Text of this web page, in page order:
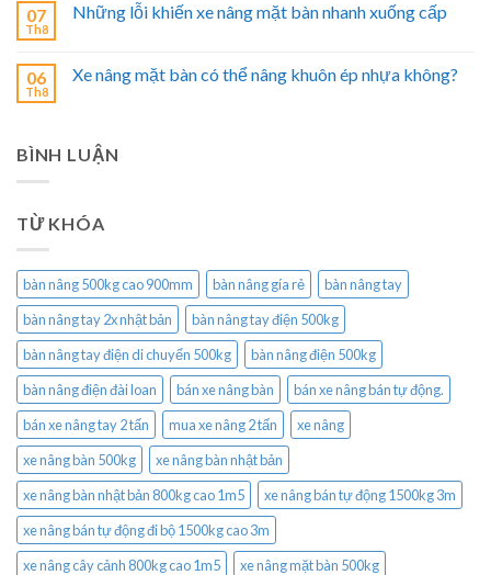
07
Th8
Những lỗi khiến xe nâng mặt bàn nhanh xuống cấp
06
Th8
Xe nâng mặt bàn có thể nâng khuôn ép nhựa không?
BÌNH LUẬN
TỪ KHÓA
bàn nâng 500kg cao 900mm bàn nâng gía rẻ
bàn nâng tay
bàn nâng tay 2x nhật bản
bàn nâng tay điện 500kg
bàn nâng tay điện di chuyển 500kg
bàn nâng điện 500kg
bàn nâng điện đài loan
bán xe nâng bàn
bán xe nâng bán tự động.
bán xe nâng tay 2 tấn
mua xe nâng 2 tấn
xe nâng
xe nâng bàn 500kg
xe nâng bàn nhật bản
xe nâng bàn nhật bản 800kg cao 1m5
xe nâng bán tự động 1500kg 3m
xe nâng bán tự động đi bộ 1500kg cao 3m
xe nâng cây cảnh 800kg cao 1m5
xe nâng mặt bàn 500kg